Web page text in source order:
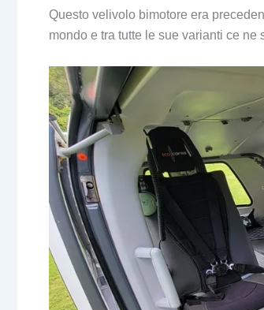
Questo velivolo bimotore era
mondo e tra tutte le sue varianti ce